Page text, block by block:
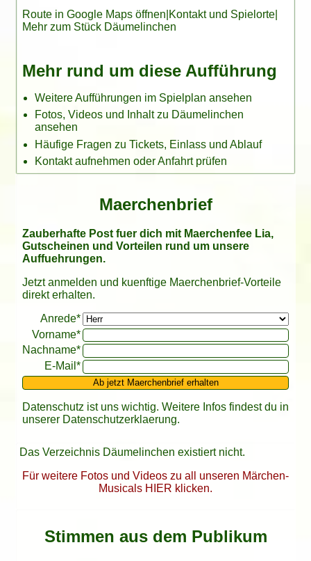
Route in Google Maps öffnen Kontakt und Spielorte|
Mehr zum Stück Däumelinchen
Mehr rund um diese Aufführung
Weitere Aufführungen im Spielplan ansehen
Fotos, Videos und Inhalt zu Däumelinchen
ansehen
Häufige Fragen zu Tickets, Einlass und Ablauf
Kontakt aufnehmen oder Anfahrt prüfen
Maerchenbrief
Zauberhafte Post fuer dich mit Maerchenfee Lia,
Gutscheinen und Vorteilen rund um unsere
Auffuehrungen.
Jetzt anmelden und kuenftige Maerchenbrief-Vorteile
direkt erhalten.
Anrede*
Vorname*
Nachname*
E-Mail*
Bitte leer lassen
Ab jetzt Maerchenbrief erhalten
Datenschutz ist uns wichtig. Weitere Infos findest du in
unserer Datenschutzerklaerung.
Das Verzeichnis Däumelinchen existiert nicht.
Für weitere Fotos und Videos zu all unseren Märchen-
Musicals HIER klicken.
Stimmen aus dem Publikum